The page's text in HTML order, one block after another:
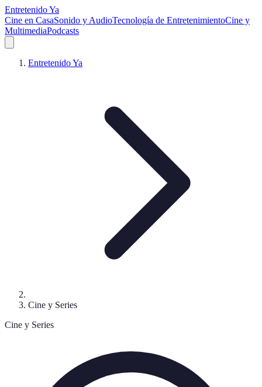
Entretenido Ya
Cine en CasaSonido y AudioTecnología de EntretenimientoCine y
MultimediaPodcasts
Entretenido Ya
Cine y Series
Cine y Series